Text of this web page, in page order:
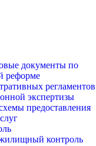
документы по
реформе
регламентов
экспертизы
предоставления
контроль